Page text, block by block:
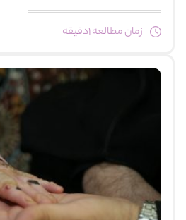
زمان مطالعه 1دقیقه